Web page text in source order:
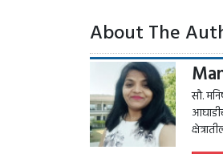
About The
सौ.